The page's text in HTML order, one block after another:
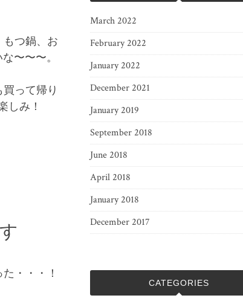
つ鍋、お
〜〜〜。
って帰り
しみ！
・・・！
March 2022
February 2022
January 2022
December 2021
January 2019
September 2018
June 2018
April 2018
January 2018
December 2017
CATEGORIES